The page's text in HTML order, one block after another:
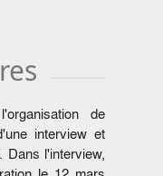
de
interview et
Dans l'interview,